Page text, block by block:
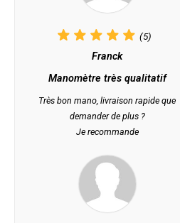
(5)
Franck
Manomètre très qualitatif
Très bon mano, livraison rapide que
demander de plus ?
Je recommande